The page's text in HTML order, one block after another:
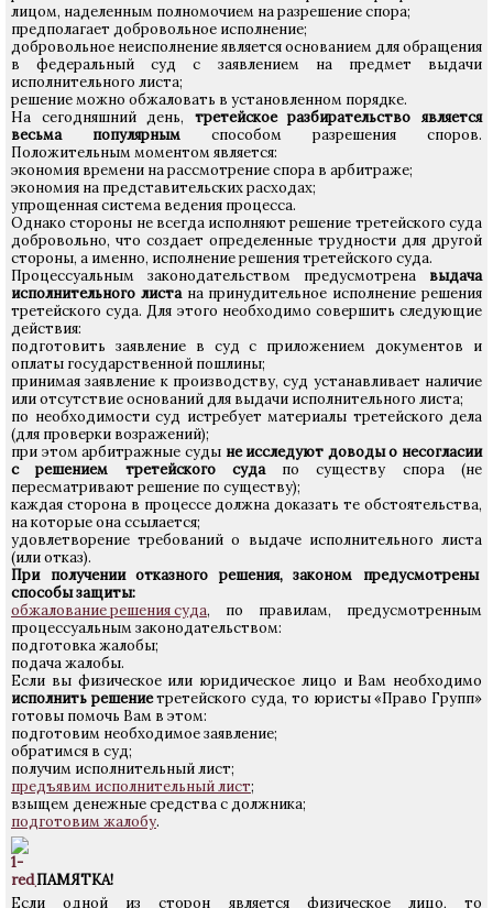
лицом, наделенным полномочием на разрешение спора;
предполагает добровольное исполнение;
добровольное неисполнение является основанием для обращения
в федеральный суд с заявлением на предмет выдачи
исполнительного листа;
решение можно обжаловать в установленном порядке.
На сегодняшний день, третейское разбирательство является
весьма популярным способом разрешения споров.
Положительным моментом является:
экономия времени на рассмотрение спора в арбитраже;
экономия на представительских расходах;
упрощенная система ведения процесса.
Однако стороны не всегда исполняют решение третейского суда
добровольно, что создает определенные трудности для другой
стороны, а именно, исполнение решения третейского суда.
Процессуальным законодательством предусмотрена выдача
исполнительного листана принудительное исполнение решения
третейского суда. Для этого необходимо совершить следующие
действия:
подготовить заявление в суд с приложением документов и
оплаты государственной пошлины;
принимая заявление к производству, суд устанавливает наличие
или отсутствие оснований для выдачи исполнительного листа;
по необходимости суд истребует материалы третейского дела
(для проверки возражений);
при этом арбитражные суды не исследуют доводы о несогласии
с решением третейского судапо существу спора (не
пересматривают решение по существу);
каждая сторона в процессе должна доказать те обстоятельства,
на которые она ссылается;
удовлетворение требований о выдаче исполнительного листа
(или отказ).
При получении отказного решения, законом предусмотрены
способы защиты:
обжалование решения суда, по правилам, предусмотренным
процессуальным законодательством:
подготовка жалобы;
подача жалобы.
Если вы физическое или юридическое лицо и Вам необходимо
исполнить решениетретейского суда, то юристы «Право Групп»
готовы помочь Вам в этом:
подготовим необходимое заявление;
обратимся в суд;
получим исполнительный лист;
предъявим исполнительный лист;
взыщем денежные средства с должника;
подготовим жалобу.
ПАМЯТКА!
Если одной из сторон является физическое лицо, то